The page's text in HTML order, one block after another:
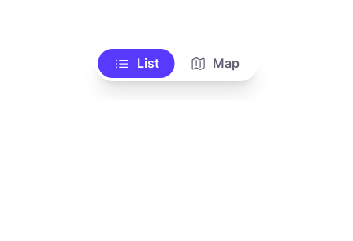
List Map